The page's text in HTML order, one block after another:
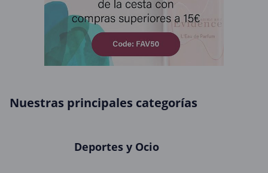
Nuestras principales categorías
Deportes y Ocio